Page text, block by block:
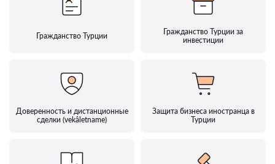
Гражданство Турции
Гражданство Турции за
инвестиции
Доверенность и дистанционные
сделки (vekâletname)
Защита бизнеса иностранца в
Турции